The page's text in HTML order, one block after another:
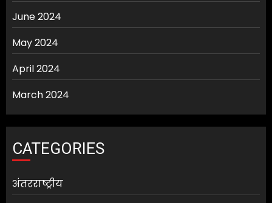
June 2024
May 2024
April 2024
March 2024
CATEGORIES
अंतरराष्ट्रीय